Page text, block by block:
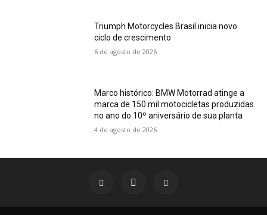
Triumph Motorcycles Brasil inicia novo
ciclo de crescimento
6 de agosto de 2026
Marco histórico: BMW Motorrad atinge a
marca de 150 mil motocicletas produzidas
no ano do 10º aniversário de sua planta
4 de agosto de 2026